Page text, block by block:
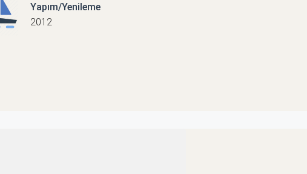
Yapım/Yenileme
2012